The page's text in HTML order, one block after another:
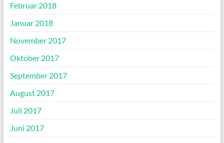
Februar 2018
Januar 2018
November 2017
Oktober 2017
September 2017
August 2017
Juli 2017
Juni 2017